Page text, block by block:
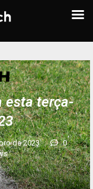
esta terça-
de 2023
0